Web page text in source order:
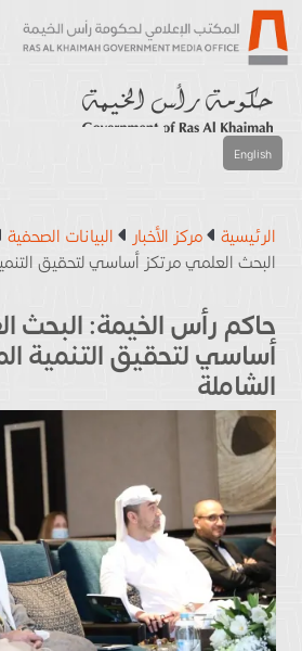
English
الرئيسية مركز الأخبار البيانات الصحفية
البحث العلمي مرتكز أساسي لتحقيق
حاكم رأس الخيمة: البحث
أساسي لتحقيق التنمية
الشاملة